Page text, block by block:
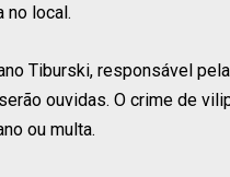
no local.
Tiburski, responsável
ouvidas. O crime de
ou multa.